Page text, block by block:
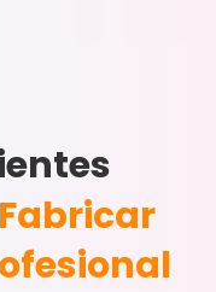
Fabricar